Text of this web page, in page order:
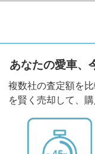
あなたの愛車、
複数社の査定額を
を賢く売却して、